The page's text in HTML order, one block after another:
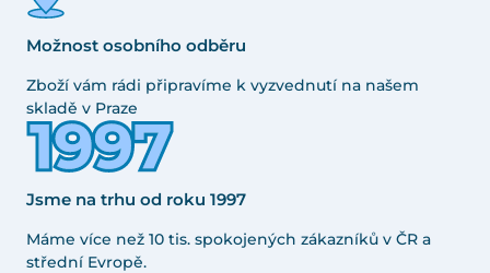
Možnost osobního odběru
Zboží vám rádi připravíme k vyzvednutí na našem
skladě v Praze
Jsme na trhu od roku 1997
Máme více než 10 tis. spokojených zákazníků v ČR a
střední Evropě.